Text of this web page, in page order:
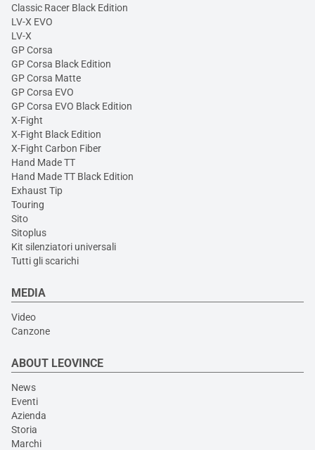
Classic Racer Black Edition
LV-X EVO
LV-X
GP Corsa
GP Corsa Black Edition
GP Corsa Matte
GP Corsa EVO
GP Corsa EVO Black Edition
X-Fight
X-Fight Black Edition
X-Fight Carbon Fiber
Hand Made TT
Hand Made TT Black Edition
Exhaust Tip
Touring
Sito
Sitoplus
Kit silenziatori universali
Tutti gli scarichi
MEDIA
Video
Canzone
ABOUT LEOVINCE
News
Eventi
Azienda
Storia
Marchi